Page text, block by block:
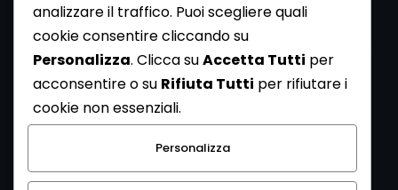
Newsletter
Se vuoi ricevere la Rivista gratuita di archeologia realizzata
dalla Redazione di ArcheoMedia iscriviti alla nostra
Newsletter [Clicca Qui]
Con l'invio del messaggio l'utente dichiara di aver letto
l’informativa sulla privacy e di acconsentire al trattamento
dei propri dati personali.
analizzare il traffico. Puoi scegliere quali
cookie consentire cliccando su
Personalizza. Clicca suAccetta Tutti per
acconsentire o su Rifiuta Tutti per rifiutare i
cookie non essenziali.
Personalizza